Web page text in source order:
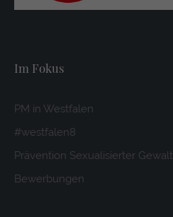
Im Fokus
PM in Westfalen
#westfalen8
Prävention Sexualisierter Gewalt
Bewerbungen